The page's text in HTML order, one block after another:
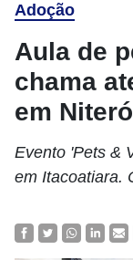
Adoção
Aula de
chama
em
Evento 'Pets &
em Itacoatiara.